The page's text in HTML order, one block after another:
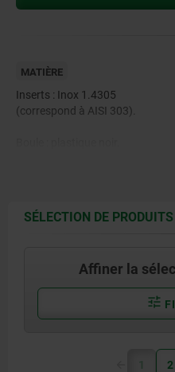
MATIÈRE
Inserts : Inox 1.4305
(correspond à AISI 303).
SÉLECTION DE PRODUITS
Affiner la
1 2